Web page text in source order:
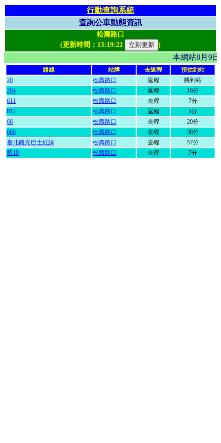
行動查詢系統
查詢公車動態資訊
松壽路口
(更新時間： 13:19:22 )
本網站8月9
路線 站牌 去返程
預估到站
20
松壽路口 返程
將到站
284
松壽路口 返程
16分
611
松壽路口 去程
7分
612
松壽路口 返程
5分
66
松壽路口 去程
20分
669
松壽路口 去程
38分
臺北觀光巴士紅線
松壽路口 去程
57分
藍10
松壽路口 去程 7分